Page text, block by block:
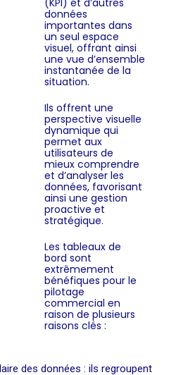
(KPI) et d’autres
données
importantes dans
un seul espace
visuel, offrant ainsi
une vue d’ensemble
instantanée de la
situation.
Ils offrent une
perspective visuelle
dynamique qui
permet aux
utilisateurs de
mieux comprendre
et d’analyser les
données, favorisant
ainsi une gestion
proactive et
stratégique.
Les tableaux de
bord sont
extrêmement
bénéfiques pour le
pilotage
commercial en
raison de plusieurs
raisons clés :
des données : ils regroupent